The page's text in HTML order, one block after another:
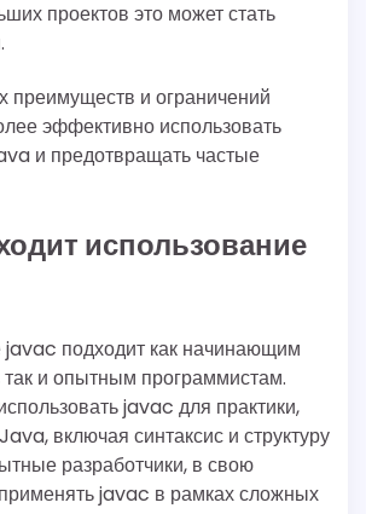
проектов это может стать
преимуществ и ограничений
эффективно использовать
и предотвращать частые
использование
javac подходит как начинающим
так и опытным программистам.
javac для практики,
включая синтаксис и структуру
разработчики, в свою
javac в рамках сложных